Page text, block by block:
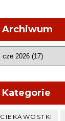
Archiwum
Kategorie
CIEKAWOSTKI